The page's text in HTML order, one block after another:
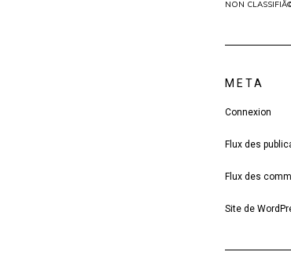
NON
META
Connexion
Flux des
Flux des
Site de